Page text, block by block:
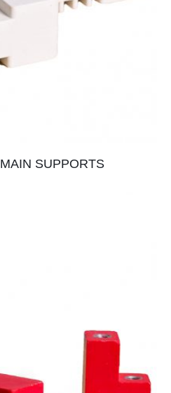
MAIN SUPPORTS باسبارساپورت